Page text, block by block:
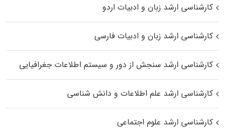
کارشناسی ارشد زبان و ادبیات اردو
کارشناسی ارشد زبان و ادبیات فارسی
کارشناسی ارشد سنجش از دور و سیستم اطلاعات جغرافیایی
کارشناسی ارشد علم اطلاعات و دانش شناسی
کارشناسی ارشد علوم اجتماعی